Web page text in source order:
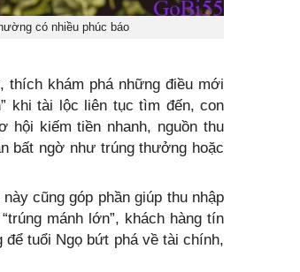
có nhiều phúc báo
thích khám phá những điều mới
khi tài lộc liên tục tìm đến, con
hội kiếm tiền nhanh, nguồn thu
bất ngờ như trúng thưởng hoặc
cũng góp phần giúp thu nhập
mánh lớn”, khách hàng tín
tuổi Ngọ bứt phá về tài chính,